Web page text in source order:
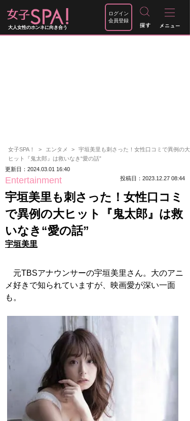
大人女性のホンネに向き合う
ログイン
会員登録
女子SPA！ エンタメ
宇垣美里も刺さった！女性口コミで異例の大
ヒット『鬼太郎』は救いなき“愛の話”
更新日：2024.03.01 16:40
Entertainment 投稿日：2023.12.27 08:44
宇垣美里も刺さった！女性口コミ
で異例の大ヒット『鬼太郎』は救
いなき“愛の話”
宇垣美里
元TBSアナウンサーの宇垣美里さん。大のアニ
メ好きで知られていますが、映画愛が深い一面
も。